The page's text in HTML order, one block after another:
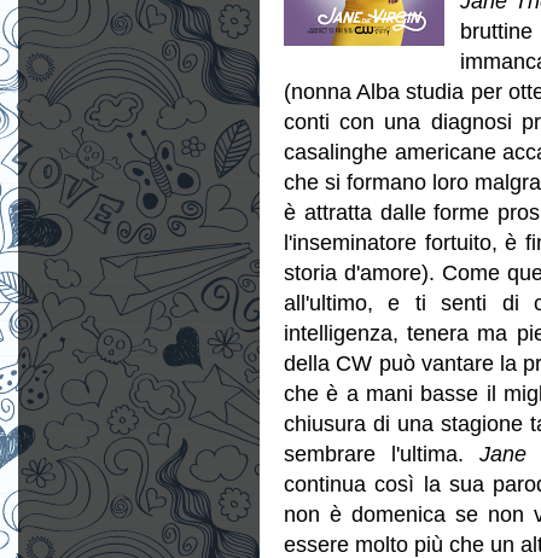
(nonna Alba studia per
conti con una diagnosi
casalinghe americane
che si formano loro
è attratta dalle forme
l'inseminatore fortuito, è
storia d'amore). Come
all'ultimo, e ti senti di
intelligenza, tenera ma
della CW può vantare la
che è a mani basse il
chiusura di una stagione
sembrare l'ultima. Jane
continua così la sua
non è domenica se non
essere molto più che un